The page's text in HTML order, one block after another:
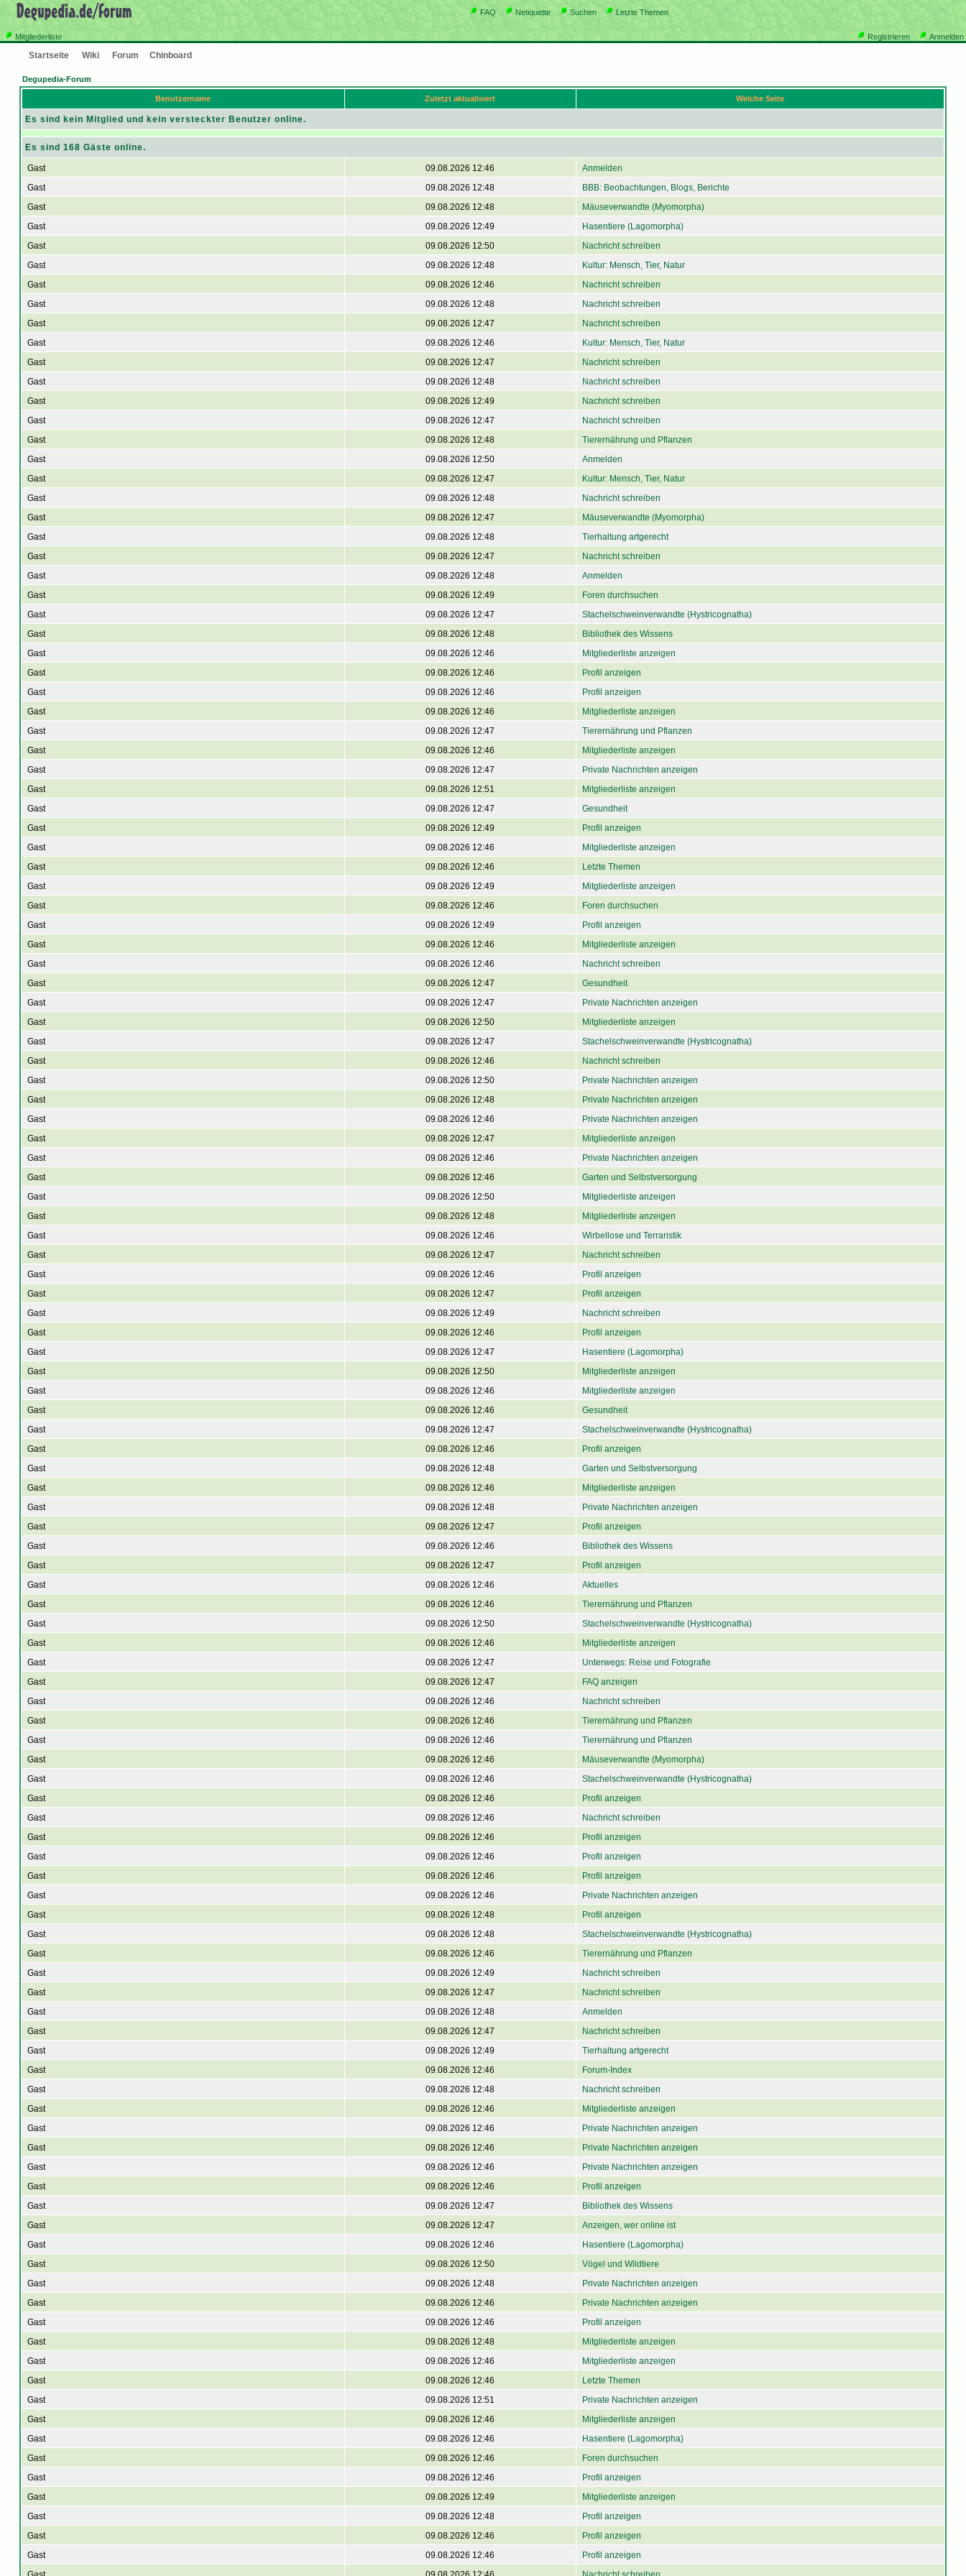
FAQ Netiquette Suchen Letzte Themen
Mitgliederliste Registrieren Anmelden
Startseite Wiki Forum Chinboard
Degupedia-Forum
Benutzername Zuletzt aktualisiert Welche Seite
Es sind kein Mitglied und kein versteckter Benutzer online.
Es sind 168 Gäste online.
Gast 09.08.2026 12:46
Anmelden
Gast
09.08.2026 12:48
BBB: Beobachtungen, Blogs, Berichte
Gast
09.08.2026 12:48
Mäuseverwandte (Myomorpha)
Gast
09.08.2026 12:49
Hasentiere (Lagomorpha)
Gast
09.08.2026 12:50
Nachricht schreiben
Gast
09.08.2026 12:48
Kultur: Mensch, Tier, Natur
Gast
09.08.2026 12:46
Nachricht schreiben
Gast
09.08.2026 12:48
Nachricht schreiben
Gast
09.08.2026 12:47
Nachricht schreiben
Gast
09.08.2026 12:46
Kultur: Mensch, Tier, Natur
Gast
09.08.2026 12:47
Nachricht schreiben
Gast
09.08.2026 12:48
Nachricht schreiben
Gast
09.08.2026 12:49
Nachricht schreiben
Gast
09.08.2026 12:47
Nachricht schreiben
Gast
09.08.2026 12:48
Tierernährung und Pflanzen
Gast
09.08.2026 12:50
Anmelden
Gast
09.08.2026 12:47
Kultur: Mensch, Tier, Natur
Gast
09.08.2026 12:48
Nachricht schreiben
Gast
09.08.2026 12:47
Mäuseverwandte (Myomorpha)
Gast
09.08.2026 12:48
Tierhaltung artgerecht
Gast
09.08.2026 12:47
Nachricht schreiben
Gast
09.08.2026 12:48
Anmelden
Gast
09.08.2026 12:49
Foren durchsuchen
Gast
09.08.2026 12:47
Stachelschweinverwandte (Hystricognatha)
Gast
09.08.2026 12:48
Bibliothek des Wissens
Gast
09.08.2026 12:46
Mitgliederliste anzeigen
Gast
09.08.2026 12:46
Profil anzeigen
Gast
09.08.2026 12:46
Profil anzeigen
Gast
09.08.2026 12:46
Mitgliederliste anzeigen
Gast
09.08.2026 12:47
Tierernährung und Pflanzen
Gast
09.08.2026 12:46
Mitgliederliste anzeigen
Gast
09.08.2026 12:47
Private Nachrichten anzeigen
Gast
09.08.2026 12:51
Mitgliederliste anzeigen
Gast
09.08.2026 12:47
Gesundheit
Gast
09.08.2026 12:49
Profil anzeigen
Gast
09.08.2026 12:46
Mitgliederliste anzeigen
Gast
09.08.2026 12:46
Letzte Themen
Gast
09.08.2026 12:49
Mitgliederliste anzeigen
Gast
09.08.2026 12:46
Foren durchsuchen
Gast
09.08.2026 12:49
Profil anzeigen
Gast
09.08.2026 12:46
Mitgliederliste anzeigen
Gast
09.08.2026 12:46
Nachricht schreiben
Gast
09.08.2026 12:47
Gesundheit
Gast
09.08.2026 12:47
Private Nachrichten anzeigen
Gast
09.08.2026 12:50
Mitgliederliste anzeigen
Gast
09.08.2026 12:47
Stachelschweinverwandte (Hystricognatha)
Gast
09.08.2026 12:46
Nachricht schreiben
Gast
09.08.2026 12:50
Private Nachrichten anzeigen
Gast
09.08.2026 12:48
Private Nachrichten anzeigen
Gast
09.08.2026 12:46
Private Nachrichten anzeigen
Gast
09.08.2026 12:47
Mitgliederliste anzeigen
Gast
09.08.2026 12:46
Private Nachrichten anzeigen
Gast
09.08.2026 12:46
Garten und Selbstversorgung
Gast
09.08.2026 12:50
Mitgliederliste anzeigen
Gast
09.08.2026 12:48
Mitgliederliste anzeigen
Gast
09.08.2026 12:46
Wirbellose und Terraristik
Gast
09.08.2026 12:47
Nachricht schreiben
Gast
09.08.2026 12:46
Profil anzeigen
Gast
09.08.2026 12:47
Profil anzeigen
Gast
09.08.2026 12:49
Nachricht schreiben
Gast
09.08.2026 12:46
Profil anzeigen
Gast
09.08.2026 12:47
Hasentiere (Lagomorpha)
Gast
09.08.2026 12:50
Mitgliederliste anzeigen
Gast
09.08.2026 12:46
Mitgliederliste anzeigen
Gast
09.08.2026 12:46
Gesundheit
Gast
09.08.2026 12:47
Stachelschweinverwandte (Hystricognatha)
Gast
09.08.2026 12:46
Profil anzeigen
Gast
09.08.2026 12:48
Garten und Selbstversorgung
Gast
09.08.2026 12:46
Mitgliederliste anzeigen
Gast
09.08.2026 12:48
Private Nachrichten anzeigen
Gast
09.08.2026 12:47
Profil anzeigen
Gast
09.08.2026 12:46
Bibliothek des Wissens
Gast
09.08.2026 12:47
Profil anzeigen
Gast
09.08.2026 12:46
Aktuelles
Gast
09.08.2026 12:46
Tierernährung und Pflanzen
Gast
09.08.2026 12:50
Stachelschweinverwandte (Hystricognatha)
Gast
09.08.2026 12:46
Mitgliederliste anzeigen
Gast
09.08.2026 12:47
Unterwegs: Reise und Fotografie
Gast
09.08.2026 12:47
FAQ anzeigen
Gast
09.08.2026 12:46
Nachricht schreiben
Gast
09.08.2026 12:46
Tierernährung und Pflanzen
Gast
09.08.2026 12:46
Tierernährung und Pflanzen
Gast
09.08.2026 12:46
Mäuseverwandte (Myomorpha)
Gast
09.08.2026 12:46
Stachelschweinverwandte (Hystricognatha)
Gast
09.08.2026 12:46
Profil anzeigen
Gast
09.08.2026 12:46
Nachricht schreiben
Gast
09.08.2026 12:46
Profil anzeigen
Gast
09.08.2026 12:46
Profil anzeigen
Gast
09.08.2026 12:46
Profil anzeigen
Gast
09.08.2026 12:46
Private Nachrichten anzeigen
Gast
09.08.2026 12:48
Profil anzeigen
Gast
09.08.2026 12:48
Stachelschweinverwandte (Hystricognatha)
Gast
09.08.2026 12:46
Tierernährung und Pflanzen
Gast
09.08.2026 12:49
Nachricht schreiben
Gast
09.08.2026 12:47
Nachricht schreiben
Gast
09.08.2026 12:48
Anmelden
Gast
09.08.2026 12:47
Nachricht schreiben
Gast
09.08.2026 12:49
Tierhaltung artgerecht
Gast
09.08.2026 12:46
Forum-Index
Gast
09.08.2026 12:48
Nachricht schreiben
Gast
09.08.2026 12:46
Mitgliederliste anzeigen
Gast
09.08.2026 12:46
Private Nachrichten anzeigen
Gast
09.08.2026 12:46
Private Nachrichten anzeigen
Gast
09.08.2026 12:46
Private Nachrichten anzeigen
Gast
09.08.2026 12:46
Profil anzeigen
Gast
09.08.2026 12:47
Bibliothek des Wissens
Gast
09.08.2026 12:47
Anzeigen, wer online ist
Gast
09.08.2026 12:46
Hasentiere (Lagomorpha)
Gast
09.08.2026 12:50
Vögel und Wildtiere
Gast
09.08.2026 12:48
Private Nachrichten anzeigen
Gast
09.08.2026 12:46
Private Nachrichten anzeigen
Gast
09.08.2026 12:46
Profil anzeigen
Gast
09.08.2026 12:48
Mitgliederliste anzeigen
Gast
09.08.2026 12:46
Mitgliederliste anzeigen
Gast
09.08.2026 12:46
Letzte Themen
Gast
09.08.2026 12:51
Private Nachrichten anzeigen
Gast
09.08.2026 12:46
Mitgliederliste anzeigen
Gast
09.08.2026 12:46
Hasentiere (Lagomorpha)
Gast
09.08.2026 12:46
Foren durchsuchen
Gast
09.08.2026 12:46
Profil anzeigen
Gast
09.08.2026 12:49
Mitgliederliste anzeigen
Gast
09.08.2026 12:48
Profil anzeigen
Gast
09.08.2026 12:46
Profil anzeigen
Gast
09.08.2026 12:46
Profil anzeigen